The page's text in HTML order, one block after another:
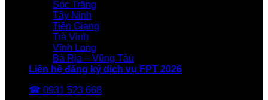
Sóc Trăng
Tây Ninh
Tiền Giang
Trà Vinh
Vĩnh Long
Bà Rịa – Vũng Tàu
Liên hệ đăng ký dịch vụ FPT 2026
☎ 0931 523 668